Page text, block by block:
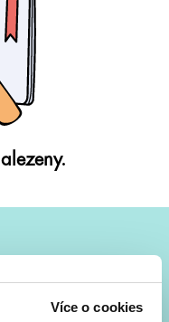
Více o cookies
rovnou do mailu!